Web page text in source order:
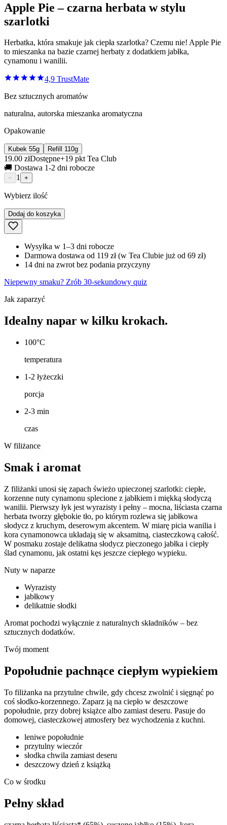
Apple Pie – czarna herbata w stylu
szarlotki
Herbatka, która smakuje jak ciepła szarlotka? Czemu nie! Apple Pie
to mieszanka na bazie czarnej herbaty z dodatkiem jabłka,
cynamonu i wanilii.
4,9 TrustMate
Bez sztucznych aromatów
naturalna, autorska mieszanka aromatyczna
Opakowanie
Kubek 55g Refill 110g
19.00 złDostępne+19 pkt Tea Club
🚚 Dostawa 1-2 dni robocze
− 1 +
Wybierz ilość
Dodaj do koszyka
Wysyłka w 1–3 dni robocze
Darmowa dostawa od 119 zł (w Tea Clubie już od 69 zł)
14 dni na zwrot bez podania przyczyny
Niepewny smaku? Zrób 30-sekundowy quiz
Jak zaparzyć
Idealny napar w kilku krokach.
100°C
temperatura
1-2 łyżeczki
porcja
2-3 min
czas
W filiżance
Smak i aromat
Z filiżanki unosi się zapach świeżo upieczonej szarlotki: ciepłe,
korzenne nuty cynamonu splecione z jabłkiem i miękką słodyczą
wanilii. Pierwszy łyk jest wyrazisty i pełny – mocna, liściasta czarna
herbata tworzy głębokie tło, po którym rozlewa się jabłkowa
słodycz z kruchym, deserowym akcentem. W miarę picia wanilia i
kora cynamonowca układają się w aksamitną, ciasteczkową całość.
W posmaku zostaje delikatna słodycz pieczonego jabłka i ciepły
ślad cynamonu, jak ostatni kęs jeszcze ciepłego wypieku.
Nuty w naparze
Wyrazisty
jabłkowy
delikatnie słodki
Aromat pochodzi wyłącznie z naturalnych składników – bez
sztucznych dodatków.
Twój moment
Popołudnie pachnące ciepłym wypiekiem
To filiżanka na przytulne chwile, gdy chcesz zwolnić i sięgnąć po
coś słodko-korzennego. Zaparz ją na ciepło w deszczowe
popołudnie, przy dobrej książce albo zamiast deseru. Pasuje do
domowej, ciasteczkowej atmosfery bez wychodzenia z kuchni.
leniwe popołudnie
przytulny wieczór
słodka chwila zamiast deseru
deszczowy dzień z książką
Co w środku
Pełny skład